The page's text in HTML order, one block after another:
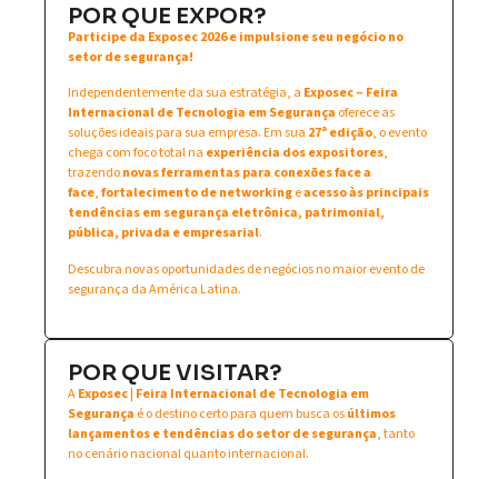
POR QUE EXPOR?
Participe da Exposec 2026 e impulsione seu negócio no
setor de segurança!
Independentemente da sua estratégia, a Exposec – Feira
Internacional de Tecnologia em Segurança oferece as
soluções ideais para sua empresa. Em sua 27ª edição, o evento
chega com foco total na experiência dos expositores,
trazendonovas ferramentas para conexões face a
face,fortalecimento de networkingeacesso às principais
tendências em segurança eletrônica, patrimonial,
pública, privada e empresarial.
Descubra novas oportunidades de negócios no maior evento de
segurança da América Latina.
POR QUE VISITAR?
AExposec | Feira Internacional de Tecnologia em
Segurança é o destino certo para quem busca osúltimos
lançamentos e tendências do setor de segurança, tanto
no cenário nacional quanto internacional.